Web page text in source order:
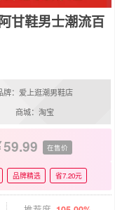
甘鞋男士潮流百
牌：爱上逛潮男鞋店
商城：淘宝
59.99 在售价
品牌精选 省7.20元